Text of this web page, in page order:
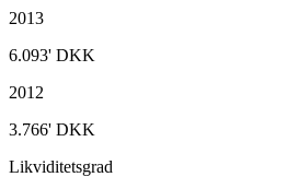
2013
6.093' DKK
2012
3.766' DKK
Likviditetsgrad